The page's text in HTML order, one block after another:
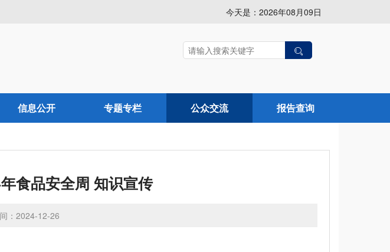
今天是：2026年08月09日
信息公开 专题专栏 公众交流 报告查询
食品安全周 知识宣传
：2024-12-26